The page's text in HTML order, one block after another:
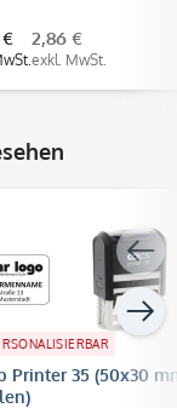
2,86 €
exkl. MwSt.
Printer 35 (50x30